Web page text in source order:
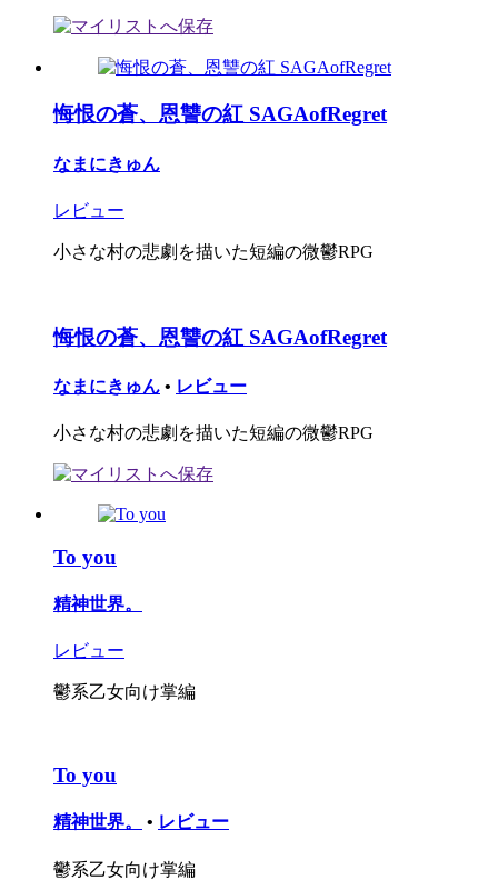
悔恨の蒼、恩讐の紅 SAGAofRegret
なまにきゅん
レビュー
小さな村の悲劇を描いた短編の微鬱RPG
悔恨の蒼、恩讐の紅 SAGAofRegret
なまにきゅん • レビュー
小さな村の悲劇を描いた短編の微鬱RPG
To you
精神世界。
レビュー
鬱系乙女向け掌編
To you
精神世界。 • レビュー
鬱系乙女向け掌編